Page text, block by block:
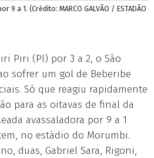
9 a 1. (Crédito: MARCO GALVÃO / ESTADÃO
Piri (PI) por 3 a 2, o São
sofrer um gol de Beberibe
Só que reagiu rapidamente
para as oitavas de final da
avassaladora por 9 a 1
no estádio do Morumbi.
duas, Gabriel Sara, Rigoni,